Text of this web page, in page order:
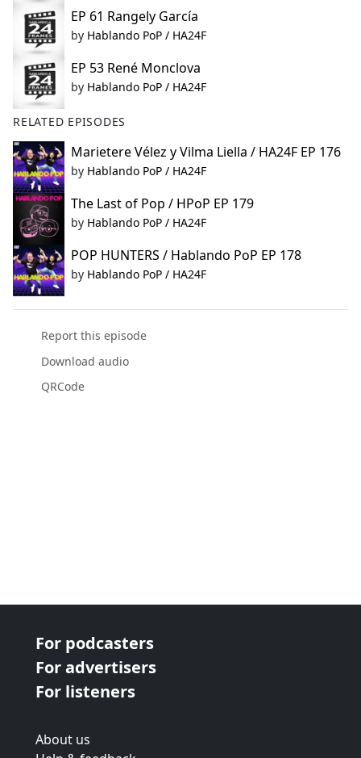
EP 61 Rangely García
by Hablando PoP / HA24F
EP 53 René Monclova
by Hablando PoP / HA24F
RELATED EPISODES
Marietere Vélez y Vilma Liella / HA24F EP 176
by Hablando PoP / HA24F
The Last of Pop / HPoP EP 179
by Hablando PoP / HA24F
POP HUNTERS / Hablando PoP EP 178
by Hablando PoP / HA24F
Report this episode
Download audio
QRCode
For podcasters
For advertisers
For listeners
About us